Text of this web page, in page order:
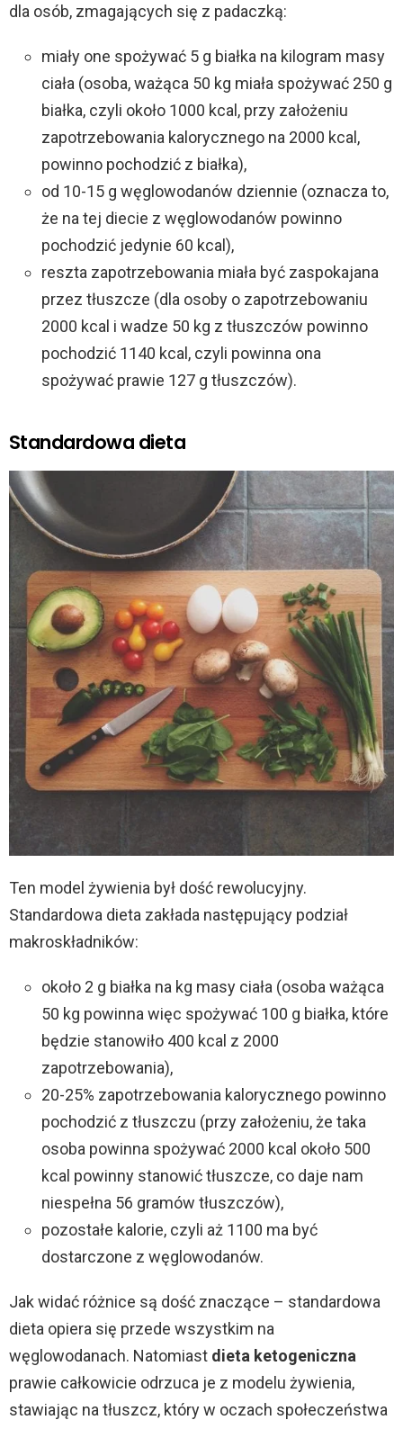
dla osób, zmagających się z padaczką:
miały one spożywać 5 g białka na kilogram masy
ciała (osoba, ważąca 50 kg miała spożywać 250 g
białka, czyli około 1000 kcal, przy założeniu
zapotrzebowania kalorycznego na 2000 kcal,
powinno pochodzić z białka),
od 10-15 g węglowodanów dziennie (oznacza to,
że na tej diecie z węglowodanów powinno
pochodzić jedynie 60 kcal),
reszta zapotrzebowania miała być zaspokajana
przez tłuszcze (dla osoby o zapotrzebowaniu
2000 kcal i wadze 50 kg z tłuszczów powinno
pochodzić 1140 kcal, czyli powinna ona
spożywać prawie 127 g tłuszczów).
Standardowa dieta
Ten model żywienia był dość rewolucyjny.
Standardowa dieta zakłada następujący podział
makroskładników:
około 2 g białka na kg masy ciała (osoba ważąca
50 kg powinna więc spożywać 100 g białka, które
będzie stanowiło 400 kcal z 2000
zapotrzebowania),
20-25% zapotrzebowania kalorycznego powinno
pochodzić z tłuszczu (przy założeniu, że taka
osoba powinna spożywać 2000 kcal około 500
kcal powinny stanowić tłuszcze, co daje nam
niespełna 56 gramów tłuszczów),
pozostałe kalorie, czyli aż 1100 ma być
dostarczone z węglowodanów.
Jak widać różnice są dość znaczące – standardowa
dieta opiera się przede wszystkim na
węglowodanach. Natomiast dieta ketogeniczna
prawie całkowicie odrzuca je z modelu żywienia,
stawiając na tłuszcz, który w oczach społeczeństwa